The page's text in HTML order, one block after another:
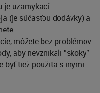
je uzamykací
(je súčasťou dodávky) a
môžete bez problémov
aby nevznikali "skoky"
byť tiež použitá s inými